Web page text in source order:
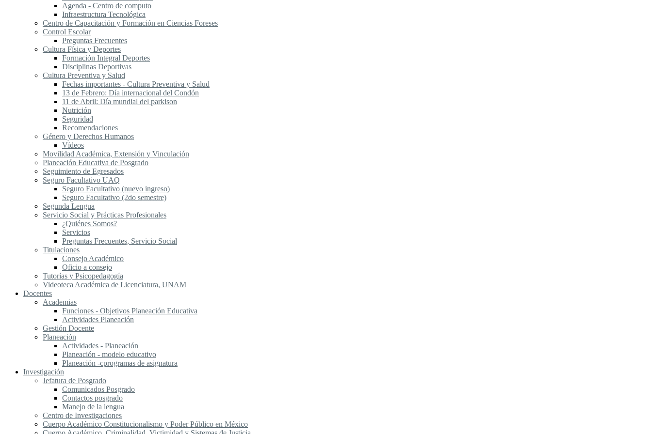
Agenda - Centro de computo
Infraestructura Tecnológica
Centro de Capacitación y Formación en Ciencias Foreses
Control Escolar
Preguntas Frecuentes
Cultura Física y Deportes
Formación Integral Deportes
Disciplinas Deportivas
Cultura Preventiva y Salud
Fechas importantes - Cultura Preventiva y Salud
13 de Febrero: Día internacional del Condón
11 de Abril: Día mundial del parkison
Nutrición
Seguridad
Recomendaciones
Género y Derechos Humanos
Vídeos
Movilidad Académica, Extensión y Vinculación
Planeación Educativa de Posgrado
Seguimiento de Egresados
Seguro Facultativo UAQ
Seguro Facultativo (nuevo ingreso)
Seguro Facultativo (2do semestre)
Segunda Lengua
S​ervicio Social y Prácticas Profesionales
¿Quiénes Somos?
Servicios
Preguntas Frecuentes, Servicio Social
Titulaciones
Consejo Académico
Oficio a consejo
Tutorías y Psicopedagogía
Videoteca Académica de Licenciatura, UNAM
Docentes
Academias
Funciones - Objetivos Planeación Educativa
Actividades Planeación
Gestión Docente
Planeación
Actividades - Planeación
Planeación - modelo educativo
Planeación -cprogramas de asignatura
Investigación
Jefatura de Posgrado
Comunicados Posgrado
Contactos posgrado
Manejo de la lengua
Centro de Investigaciones
Cuerpo Académico Constitucionalismo y Poder Público en México